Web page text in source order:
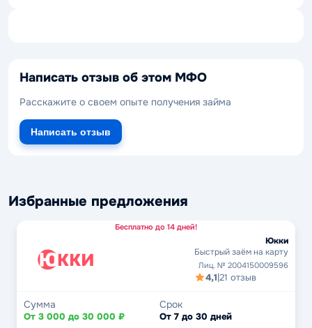
Написать отзыв об этом МФО
Расскажите о своем опыте получения займа
Написать отзыв
Избранные предложения
Бесплатно до 14 дней!
Юкки
Быстрый заём на карту
Лиц. № 2004150009596
4,1|21 отзыв
Сумма
От 3 000 до 30 000 ₽
Срок
От 7 до 30 дней